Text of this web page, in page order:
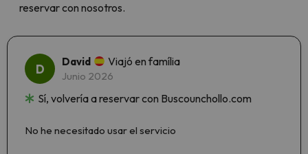
reservar con nosotros.